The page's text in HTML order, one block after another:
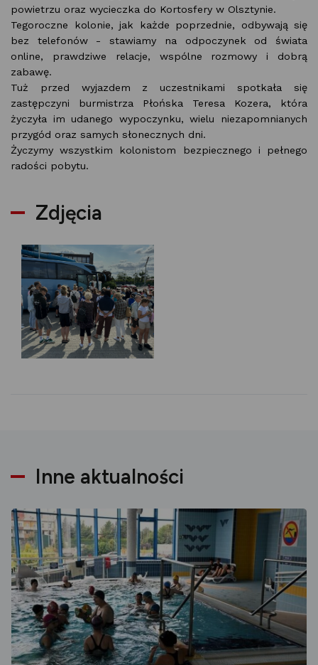
powietrzu oraz wycieczka do Kortosfery w Olsztynie.
Tegoroczne kolonie, jak każde poprzednie, odbywają się
bez telefonów - stawiamy na odpoczynek od świata
online, prawdziwe relacje, wspólne rozmowy i dobrą
zabawę.
Tuż przed wyjazdem z uczestnikami spotkała się
zastępczyni burmistrza Płońska Teresa Kozera, która
życzyła im udanego wypoczynku, wielu niezapomnianych
przygód oraz samych słonecznych dni.
Życzymy wszystkim kolonistom bezpiecznego i pełnego
radości pobytu.
Zdjęcia
Inne aktualności